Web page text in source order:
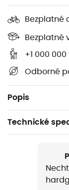
Bezplatné
Bezplatné
+1 000
Odborné
Popis
Širší ventil
běhu
Odklápěcí
Široký
Přenosná —
Sport: trail,
Technické